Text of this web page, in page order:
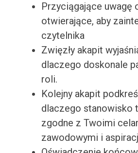
Przyciągające uwagę
otwierające, aby
czytelnika
Zwięzły akapit
dlaczego doskonale
roli.
Kolejny akapit
dlaczego stanowisko
zgodne z Twoimi
zawodowymi i